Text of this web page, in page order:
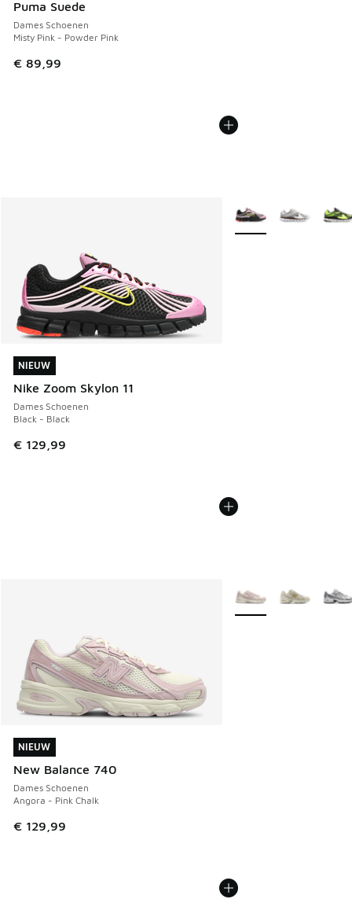
Puma Suede
Dames Schoenen
Misty Pink - Powder Pink
€ 89,99
NIEUW
Nike Zoom Skylon 11
Dames Schoenen
Black - Black
€ 129,99
NIEUW
Meer kleuren
NIEUW
New Balance 740
Dames Schoenen
Angora - Pink Chalk
€ 129,99
NIEUW
Meer kleuren